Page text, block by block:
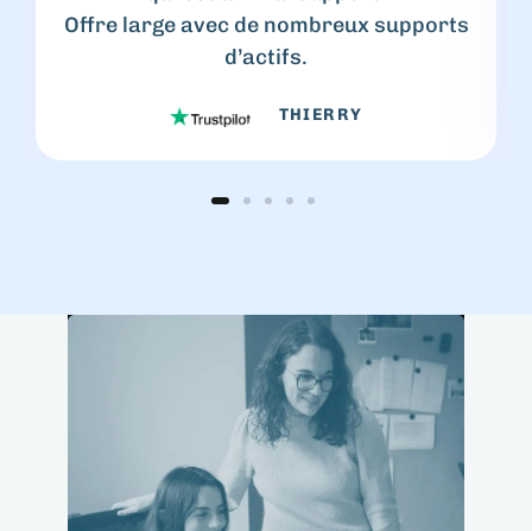
Offre large avec de nombreux supports
d’actifs.
THIERRY